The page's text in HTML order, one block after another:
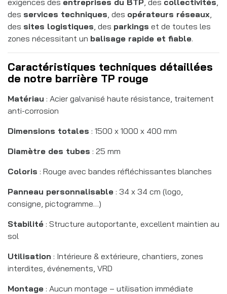
des services techniques , des opérateurs réseaux
des sites logistiques , des parkings et de toutes les
zones nécessitant un balisage rapide et fiable.
Caractéristiques techniques détaillées
de notre barrière TP rouge
Matériau : Acier galvanisé haute résistance, traitement
anti-corrosion
Dimensions totales : 1500 x 1000 x 400 mm
Diamètre des tubes : 25 mm
Coloris : Rouge avec bandes réfléchissantes blanches
Panneau personnalisable : 34 x 34 cm (logo,
consigne, pictogramme…)
Stabilité : Structure autoportante, excellent maintien au
sol
Utilisation : Intérieure & extérieure, chantiers, zones
interdites, événements, VRD
Montage : Aucun montage – utilisation immédiate